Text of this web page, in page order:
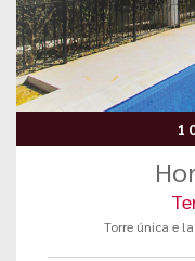
Torre única e